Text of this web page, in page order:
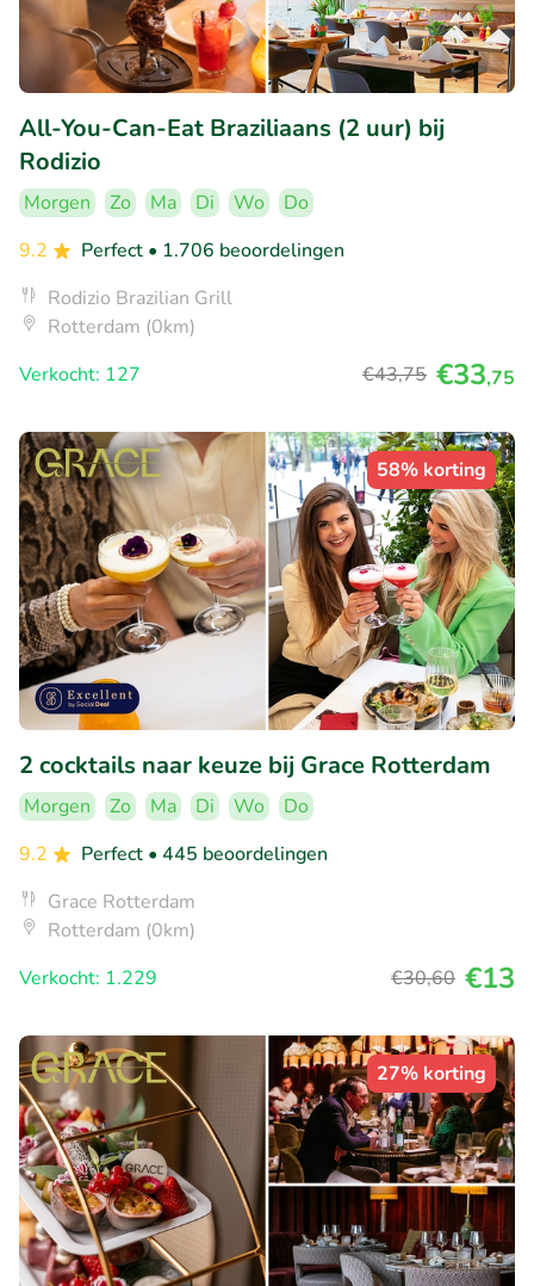
All-You-Can-Eat Braziliaans (2 uur) bij
Rodizio
Morgen Zo Ma Di Wo
Do
9.2
Perfect • 1.706 beoordelingen
Rodizio Brazilian Grill
Rotterdam (0km)
Verkocht: 127
€43,75 €33,75
58% korting
2 cocktails naar keuze bij Grace Rotterdam
Morgen Zo Ma Di Wo
Do
9.2
Perfect • 445 beoordelingen
Grace Rotterdam
Rotterdam (0km)
Verkocht: 1.229
€30,60 €13
27% korting